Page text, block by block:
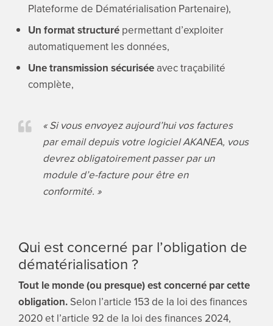
Plateforme de Dématérialisation Partenaire),
Un format structurépermettant d’exploiter
automatiquement les données,
Une transmission sécuriséeavec traçabilité
complète,
« Si vous envoyez aujourd’hui vos factures
par email depuis votre logiciel AKANEA, vous
devrez obligatoirement passer par un
module d’e-facture pour être en
conformité. »
Qui est concerné par l’obligation de
dématérialisation ?
Tout le monde (ou presque) est concerné par cette
obligation. Selon l’article 153 de la loi des finances
2020 et l’article 92 de la loi des finances 2024,